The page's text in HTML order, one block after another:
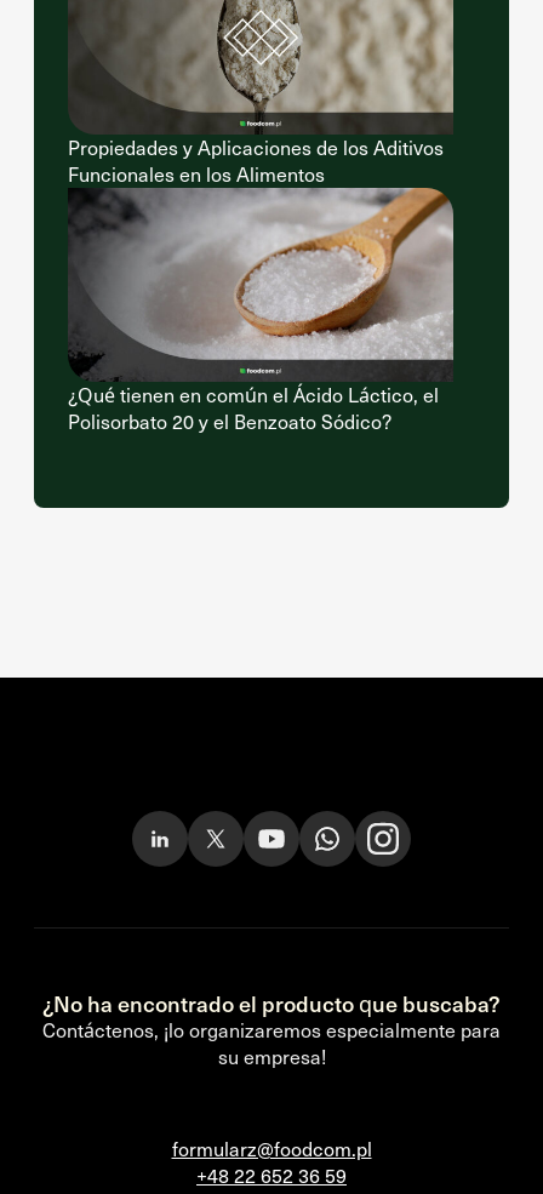
Propiedades y Aplicaciones de los Aditivos
Funcionales en los Alimentos
¿Qué tienen en común el Ácido Láctico, el
Polisorbato 20 y el Benzoato Sódico?
¿No ha encontrado el producto que buscaba?
Contáctenos, ¡lo organizaremos especialmente para
su empresa!
formularz@foodcom.pl
+48 22 652 36 59